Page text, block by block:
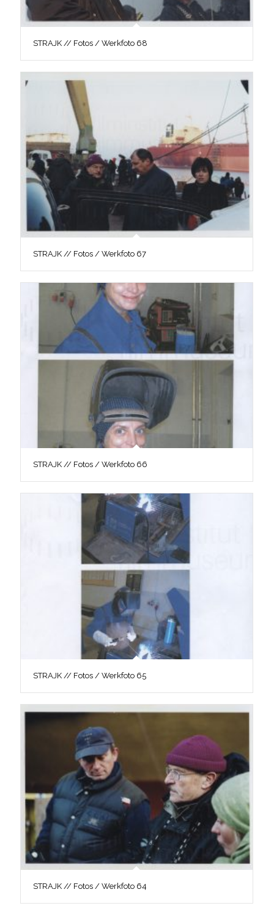
STRAJK // Fotos / Werkfoto 68
STRAJK // Fotos / Werkfoto 67
STRAJK // Fotos / Werkfoto 66
STRAJK // Fotos / Werkfoto 65
STRAJK // Fotos / Werkfoto 64